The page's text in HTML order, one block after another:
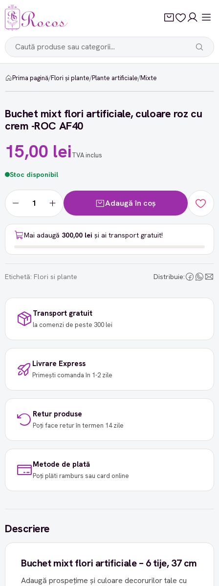
Prima pagină/Flori și plante/Plante artificiale/Mixte
Buchet mixt flori artificiale, culoare roz cu
crem -ROC AF40
15,00 leiTVA inclus
Stoc disponibil
Adaugă în coș
Mai adaugă 300,00 lei și ai transport gratuit!
Etichetă: Flori si plante Distribuie:
Transport gratuit
la comenzi de peste 300 lei
Livrare Express
Primești comanda în 1-2 zile
Retur produse
Poți face retur în termen 14 zile
Metode de plată
Poți plăti ramburs sau card online
Descriere
Buchet mixt flori artificiale – 6 tije, 37 cm
Adaugă prospețime și culoare decorurilor tale cu